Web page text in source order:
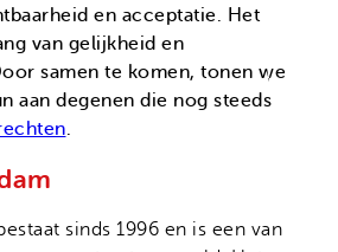
en acceptatie. Het
van gelijkheid en
samen te komen, tonen we
aan degenen die nog steeds
.
sinds 1996 en is een van